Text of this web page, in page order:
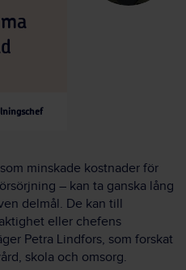
minskade kostnader för
– kan ta ganska lång
delmål. De kan till
eller chefens
Petra Lindfors, som forskat
skola och omsorg.